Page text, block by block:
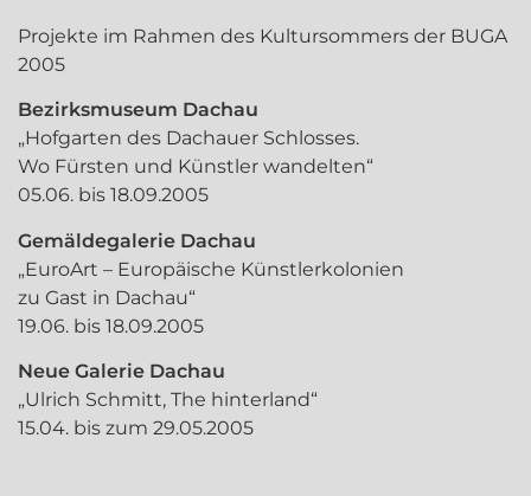
Projekte im Rahmen des Kultursommers der BUGA
2005
Bezirksmuseum Dachau
„Hofgarten des Dachauer Schlosses.
Wo Fürsten und Künstler wandelten“
05.06. bis 18.09.2005
Gemäldegalerie Dachau
„EuroArt – Europäische Künstlerkolonien
zu Gast in Dachau“
19.06. bis 18.09.2005
Neue Galerie Dachau
„Ulrich Schmitt, The hinterland“
15.04. bis zum 29.05.2005